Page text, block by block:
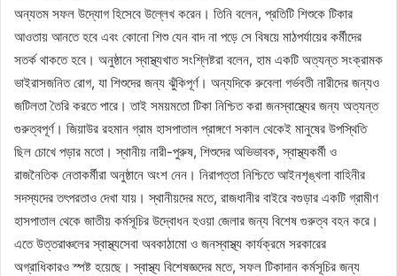
অন্যতম সফল উদ্যোগ হিসেবে উল্লেখ করেন। তিনি বলেন, প্রতিটি শিশুকে টিকার
আওতায় আনতে হবে এবং কোনো শিশু যেন বাদ না পড়ে সে বিষয়ে মাঠপর্যায়ের কর্মীদের
সতর্ক থাকতে হবে। অনুষ্ঠানে স্বাস্থ্যখাত সংশ্লিষ্টরা বলেন, হাম একটি অত্যন্ত সংক্রামক
ভাইরাসজনিত রোগ, যা শিশুদের জন্য ঝুঁকিপূর্ণ। অন্যদিকে রুবেলা গর্ভবতী নারীদের জন্যও
জটিলতা তৈরি করতে পারে। তাই সময়মতো টিকা নিশ্চিত করা জনস্বাস্থ্যের জন্য অত্যন্ত
গুরুত্বপূর্ণ। জিয়াউর রহমান গ্রাম হাসপাতাল প্রাঙ্গণে সকাল থেকেই মানুষের উপস্থিতি
ছিল চোখে পড়ার মতো। স্থানীয় নারী-পুরুষ, শিশুদের অভিভাবক, স্বাস্থ্যকর্মী ও
রাজনৈতিক নেতাকর্মীরা অনুষ্ঠানে অংশ নেন। নিরাপত্তা নিশ্চিতে আইনশৃঙ্খলা বাহিনীর
সদস্যদের তৎপরতাও দেখা যায়। স্থানীয়দের মতে, রাজধানীর বাইরে বগুড়ার একটি গ্রামীণ
হাসপাতাল থেকে জাতীয় কর্মসূচির উদ্বোধন হওয়া জেলার জন্য বিশেষ গুরুত্ব বহন করে।
এতে উত্তরাঞ্চলের স্বাস্থ্যসেবা অবকাঠামো ও জনস্বাস্থ্য কার্যক্রমে সরকারের
অগ্রাধিকারও স্পষ্ট হয়েছে। স্বাস্থ্য বিশেষজ্ঞদের মতে, সফল টিকাদান কর্মসূচির জন্য